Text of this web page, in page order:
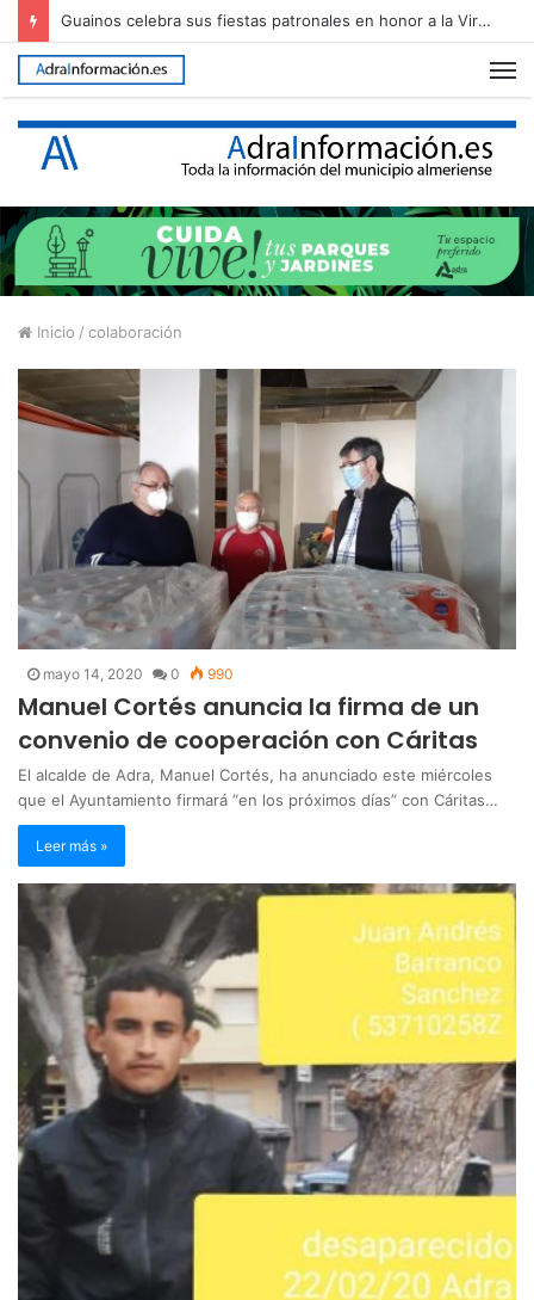
Guainos celebra sus fiestas patronales en honor a la Virgen de los Dolores
Inicio / colaboración
mayo 14, 2020 0 990
Manuel Cortés anuncia la firma de un
convenio de cooperación con Cáritas
El alcalde de Adra, Manuel Cortés, ha anunciado este miércoles
que el Ayuntamiento firmará “en los próximos días” con Cáritas…
Leer más »